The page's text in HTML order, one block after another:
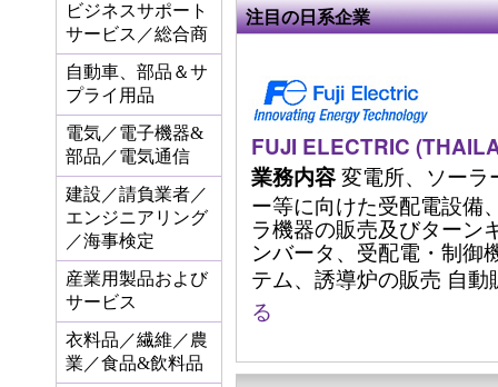
ビジネスサポート
サービス／総合商
自動車、部品＆サ
プライ用品
電気／電子機器&
部品／電気通信
建設／請負業者／
エンジニアリング
／海事検定
産業用製品および
サービス
衣料品／繊維／農
業／食品&飲料品
注目の日系企業
FUJI ELECTRIC
業務内容変電所、ソーラ
ー等に向けた受配電設備
ラ機器の販売及びターン
ンバータ、受配電・制御
テム、誘導炉の販売 自動
る